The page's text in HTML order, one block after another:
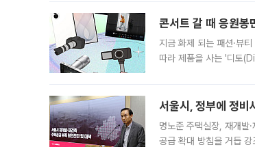
콘서트 갈 때 응원
지금 화제 되는 패션·뷰
따라 제품을 사는 '디토
서울시, 정부에 정
명노준 주택실장, 재개발
공급 확대 방침을 거듭